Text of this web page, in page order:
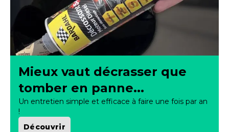
Mieux vaut décrasser que
tomber en panne...
Un entretien simple et efficace à faire une fois par an
!
Découvrir